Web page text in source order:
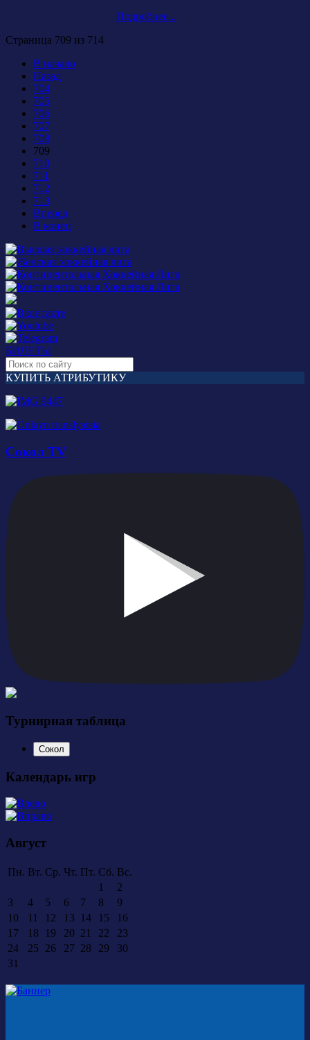
Подробнее...
Страница 709 из 714
В начало
Назад
704
705
706
707
708
709
710
711
712
713
Вперед
В конец
БИЛЕТЫ
КУПИТЬ АТРИБУТИКУ
Сокол TV
Турнирная таблица
Сокол
Календарь игр
Август
Пн. Вт. Ср. Чт. Пт. Сб. Вс.
1
2
3
4 5 6 7 8
9
10
11 12 13 14 15
16
17
18 19 20 21 22
23
24
25 26 27 28 29
30
31